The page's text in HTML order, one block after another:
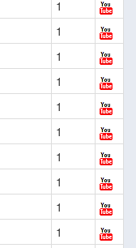
1
1
1
1
1
1
1
1
1
1